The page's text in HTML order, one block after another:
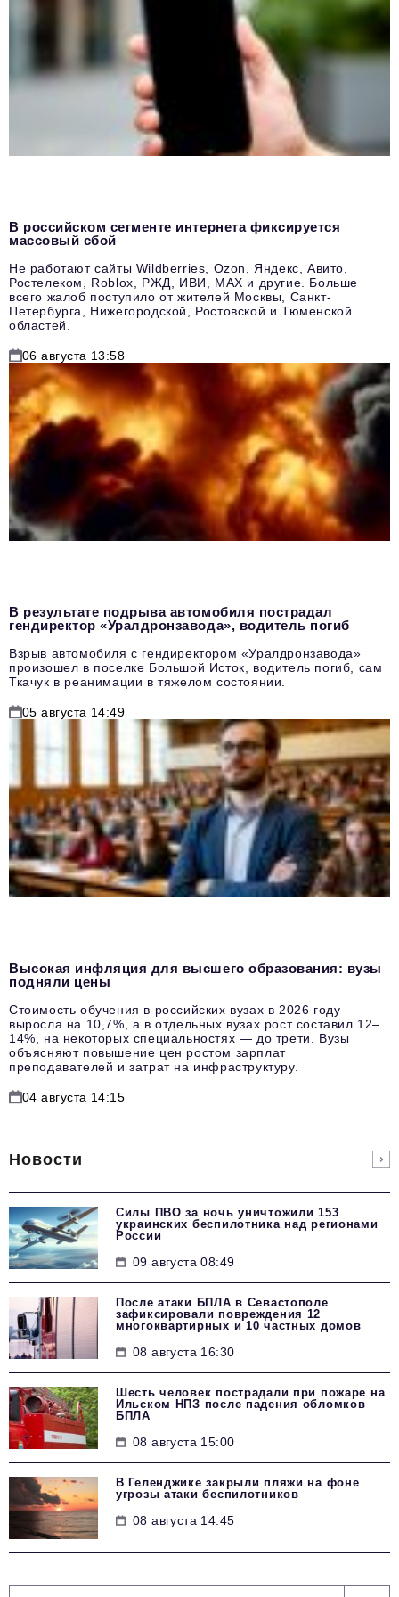
В российском сегменте интернета фиксируется
массовый сбой
Не работают сайты Wildberries, Ozon, Яндекс, Авито,
Ростелеком, Roblox, РЖД, ИВИ, MAX и другие. Больше
всего жалоб поступило от жителей Москвы, Санкт-
Петербурга, Нижегородской, Ростовской и Тюменской
областей.
06 августа 13:58
В результате подрыва автомобиля пострадал
гендиректор «Уралдронзавода», водитель погиб
Взрыв автомобиля с гендиректором «Уралдронзавода»
произошел в поселке Большой Исток, водитель погиб, сам
Ткачук в реанимации в тяжелом состоянии.
05 августа 14:49
Высокая инфляция для высшего образования: вузы
подняли цены
Стоимость обучения в российских вузах в 2026 году
выросла на 10,7%, а в отдельных вузах рост составил 12–
14%, на некоторых специальностях — до трети. Вузы
объясняют повышение цен ростом зарплат
преподавателей и затрат на инфраструктуру.
04 августа 14:15
Новости
Силы ПВО за ночь уничтожили 153
украинских беспилотника над регионами
России
09 августа 08:49
После атаки БПЛА в Севастополе
зафиксировали повреждения 12
многоквартирных и 10 частных домов
08 августа 16:30
Шесть человек пострадали при пожаре на
Ильском НПЗ после падения обломков
БПЛА
08 августа 15:00
В Геленджике закрыли пляжи на фоне
угрозы атаки беспилотников
08 августа 14:45